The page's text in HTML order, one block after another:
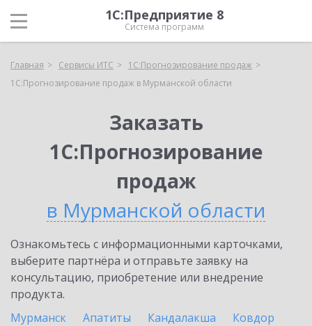
1С:Предприятие 8
Система программ
Главная Сервисы ИТС
1С:Прогнозирование продаж
1С:Прогнозирование продаж в Мурманской области
Заказать
1С:Прогнозирование
продаж
в Мурманской области
Ознакомьтесь с информационными карточками,
выберите партнёра и отправьте заявку на
консультацию, приобретение или внедрение
продукта.
Мурманск
Апатиты Кандалакша
Ковдор